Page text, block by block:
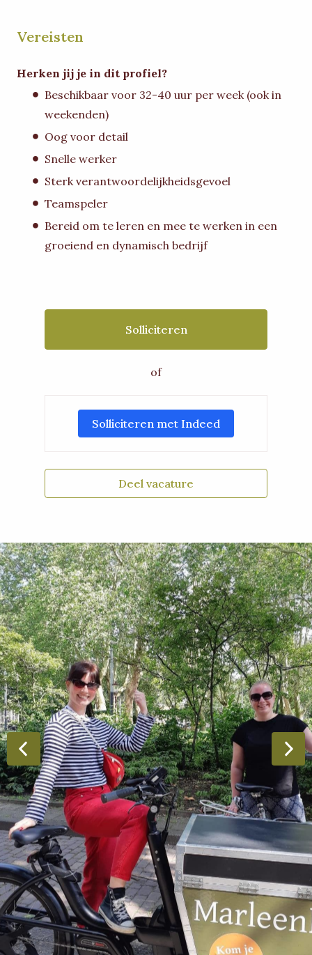
Vereisten
Herken jij je in dit profiel?
Beschikbaar voor 32-40 uur per week (ook in
weekenden)
Oog voor detail
Snelle werker
Sterk verantwoordelijkheidsgevoel
Teamspeler
Bereid om te leren en mee te werken in een
groeiend en dynamisch bedrijf
Solliciteren
of
Solliciteren met Indeed
Deel vacature